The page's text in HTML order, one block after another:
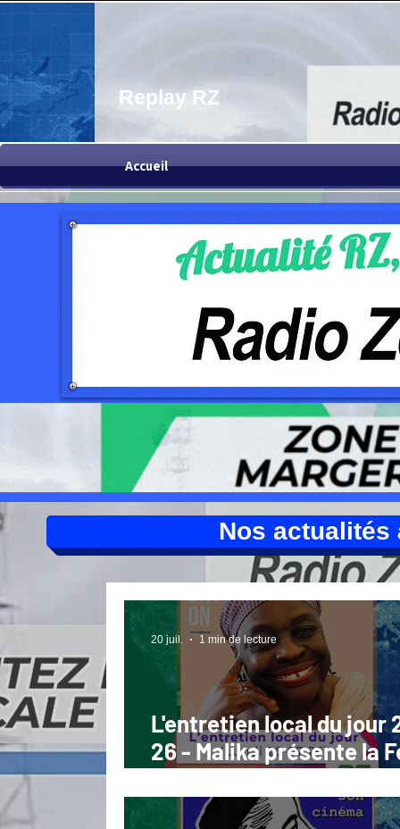
Replay RZ
Accueil
Nos actualités
L'entretien local du jour
26 - Malika présente la
20 juil. 1 min de lecture